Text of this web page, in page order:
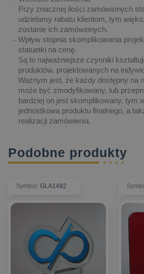
Przy znacznej ilości zamówionych
udzielamy rabatu klientom, tym
zostanie ich zamówionych.
Wpływ stopnia skomplikowania
statuetki na cenę.
Są to najważniejsze czynniki
produktów, projektowanych na
Ważnym jest, że każdy dostępny na
może być zmodyfikowany, lub
bardziej on jest skomplikowany, tym
jednostkowa produktu finalnego, a
realizacji zamówienia.
Podobne produkty
Symbol: GLA1492